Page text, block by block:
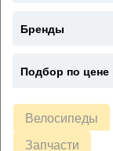
Велосипеды
Запчасти
Бренды
Подбор по цене